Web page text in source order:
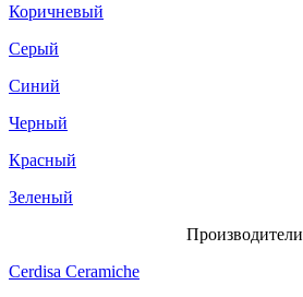
Коричневый
Серый
Синий
Черный
Красный
Зеленый
Производители
Cerdisa Ceramiche